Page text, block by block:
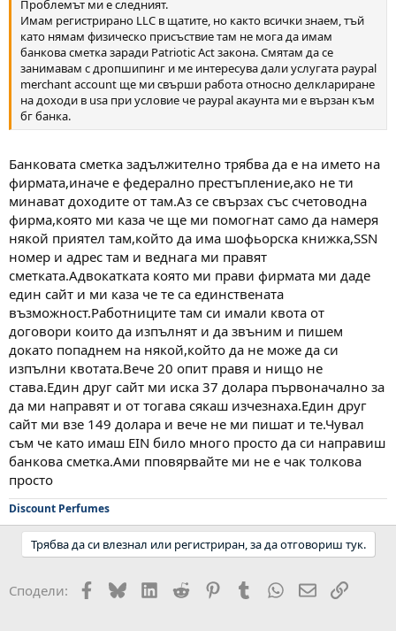
Проблемът ми е следният.
Имам регистриранo LLC в щатите, но както всички знаем, тъй
като нямам физическо присъствие там не мога да имам
банкова сметка заради Patriotic Act закона. Смятам да се
занимавам с дропшипинг и ме интересува дали услугата paypal
merchant account ще ми свърши работа относно делклариране
на доходи в usa при условие че paypal акаунта ми е вързан към
бг банка.
Банковата сметка задължително трябва да е на името на
фирмата,иначе е федерално престъпление,ако не ти
минават доходите от там.Аз се свързах със счетоводна
фирма,която ми каза че ще ми помогнат само да намеря
някой приятел там,който да има шофьорска книжка,SSN
номер и адрес там и веднага ми правят
сметката.Адвокатката която ми прави фирмата ми даде
един сайт и ми каза че те са единствената
възможност.Работниците там си имали квота от
договори които да изпълнят и да звъним и пишем
докато попаднем на някой,който да не може да си
изпълни квотата.Вече 20 опит правя и нищо не
става.Един друг сайт ми иска 37 долара първоначално за
да ми направят и от тогава сякаш изчезнаха.Един друг
сайт ми взе 149 долара и вече не ми пишат и те.Чувал
съм че като имаш EIN било много просто да си направиш
банкова сметка.Ами пповярвайте ми не е чак толкова
просто
Discount Perfumes
Трябва да си влезнал или регистриран, за да отговориш тук.
Сподели: Facebook
BlueskyLinkedIn
Reddit PinterestTumblr WhatsApp
EmailLink